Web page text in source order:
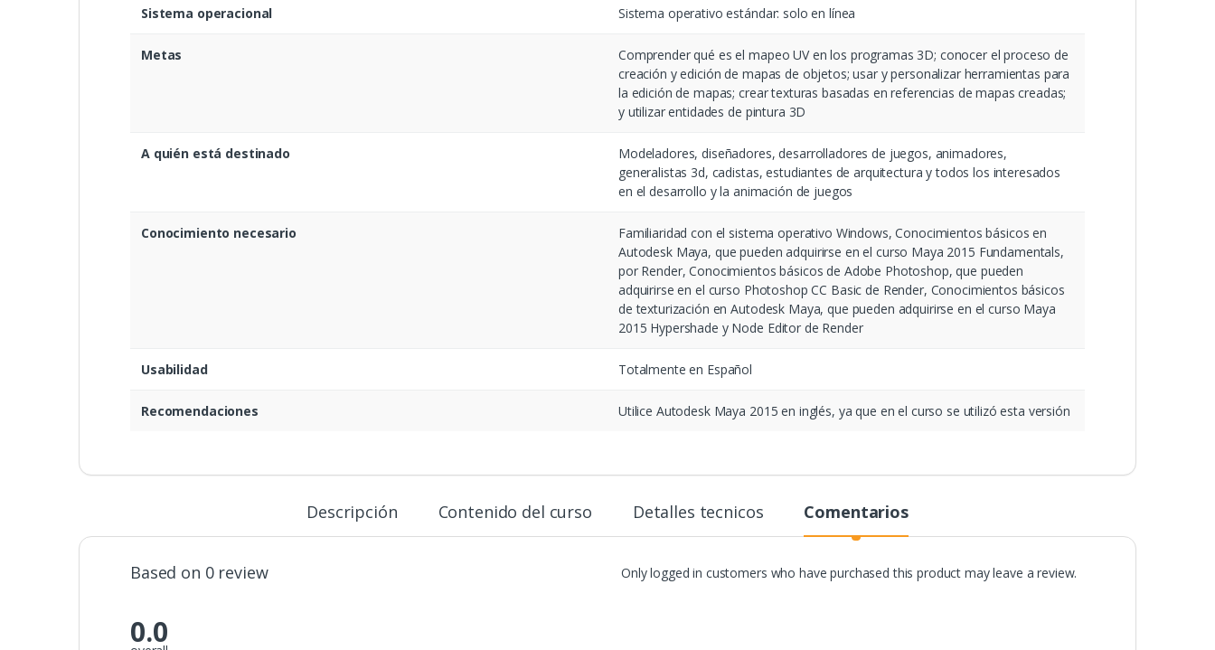
Sistema operacional Sistema operativo estándar: solo en línea
Metas
Comprender qué es el mapeo UV en los programas 3D; conocer el proceso de
creación y edición de mapas de objetos; usar y personalizar herramientas para
la edición de mapas; crear texturas basadas en referencias de mapas creadas;
y utilizar entidades de pintura 3D
A quién está destinado
Modeladores, diseñadores, desarrolladores de juegos, animadores,
generalistas 3d, cadistas, estudiantes de arquitectura y todos los interesados
en el desarrollo y la animación de juegos
Conocimiento necesario
Familiaridad con el sistema operativo Windows, Conocimientos básicos en
Autodesk Maya, que pueden adquirirse en el curso Maya 2015 Fundamentals,
por Render, Conocimientos básicos de Adobe Photoshop, que pueden
adquirirse en el curso Photoshop CC Basic de Render, Conocimientos básicos
de texturización en Autodesk Maya, que pueden adquirirse en el curso Maya
2015 Hypershade y Node Editor de Render
Usabilidad Totalmente en Español
Recomendaciones Utilice Autodesk Maya 2015 en inglés, ya que en el curso se utilizó esta versión
Descripción Contenido del curso Detalles tecnicos Comentarios
Based on 0 review
0.0
Only logged in customers who have purchased this product may leave a review.